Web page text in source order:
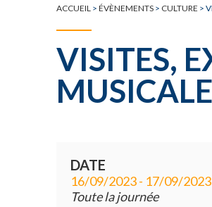
ACCUEIL > ÉVÈNEMENTS > CULTURE >
VISITES,
DATE
16/09/2023 - 17/09/2023
Toute la journée